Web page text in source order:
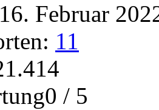
Februar
11
/ 5